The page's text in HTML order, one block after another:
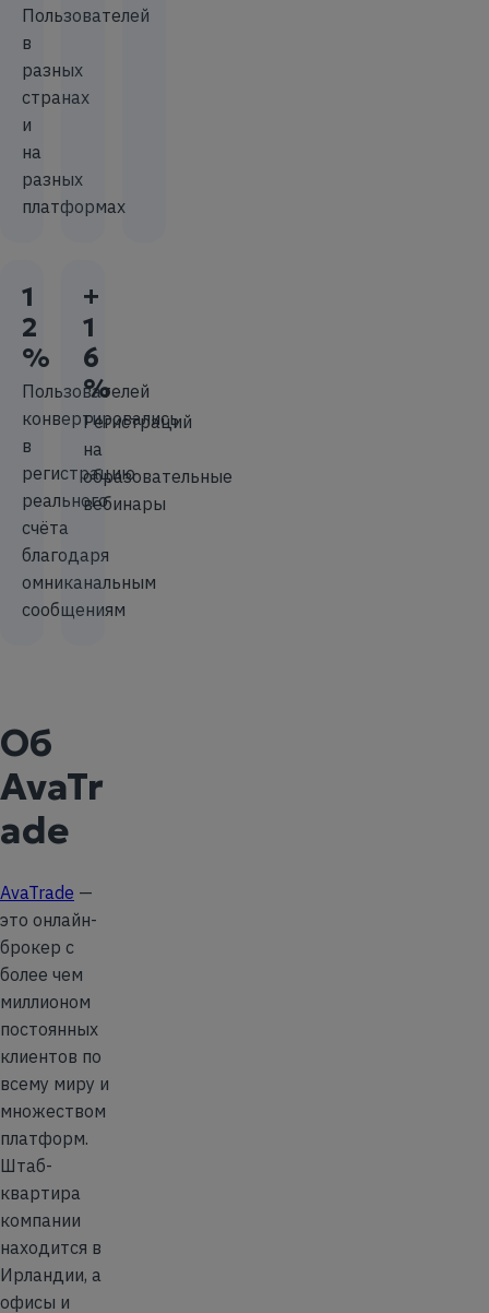
Пользователей
в
разных
странах
и
на
разных
платформах
1
2
%
Пользователей
конвертировались
в
регистрацию
реального
счёта
благодаря
омниканальным
сообщениям
+
1
6
%
Регистраций
на
образовательные
вебинары
Об
AvaTr
ade
AvaTrade —
это онлайн-
брокер с
более чем
миллионом
постоянных
клиентов по
всему миру и
множеством
платформ.
Штаб-
квартира
компании
находится в
Ирландии, а
офисы и